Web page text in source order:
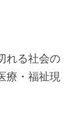
れる社会の
療・福祉現